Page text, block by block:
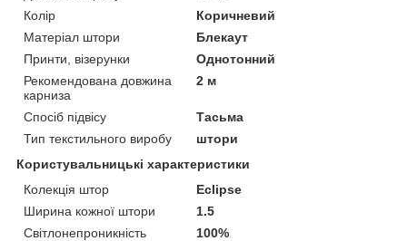
Колір
Коричневий
Матеріал штори
Блекаут
Принти, візерунки
Однотонний
Рекомендована довжина
карниза
2 м
Спосіб підвісу
Тасьма
Тип текстильного виробу
штори
Користувальницькі характеристики
Колекція штор
Eclipse
Ширина кожної штори
1.5
Світлонепроникність
100%